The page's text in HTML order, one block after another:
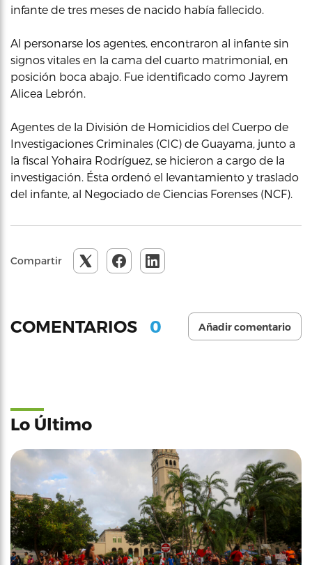
infante de tres meses de nacido había fallecido.
Al personarse los agentes, encontraron al infante sin
signos vitales en la cama del cuarto matrimonial, en
posición boca abajo. Fue identificado como Jayrem
Alicea Lebrón.
Agentes de la División de Homicidios del Cuerpo de
Investigaciones Criminales (CIC) de Guayama, junto a
la fiscal Yohaira Rodríguez, se hicieron a cargo de la
investigación. Ésta ordenó el levantamiento y traslado
del infante, al Negociado de Ciencias Forenses (NCF).
Compartir
COMENTARIOS 0 Añadir comentario
Lo Último